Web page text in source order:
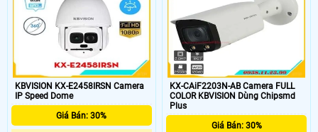
KBVISION KX-E2458IRSN Camera
IP Speed Dome
Giá Bán: 30%
KX-CAiF2203N-AB Camera FULL
COLOR KBVISION Dùng Chipsmd
Plus
Giá Bán: 30%